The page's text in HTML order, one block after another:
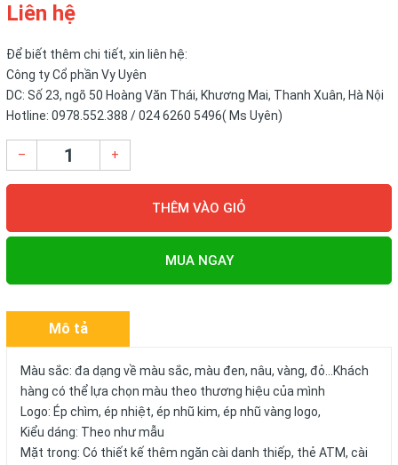
Liên hệ
Để biết thêm chi tiết, xin liên hệ:
Công ty Cổ phần Vy Uyên
DC: Số 23, ngõ 50 Hoàng Văn Thái, Khương Mai, Thanh Xuân, Hà Nội
Hotline: 0978.552.388 / 024 6260 5496( Ms Uyên)
– +
THÊM VÀO GIỎ
MUA NGAY
Mô tả
Màu sắc: đa dạng về màu sắc, màu đen, nâu, vàng, đỏ...Khách
hàng có thể lựa chọn màu theo thương hiệu của mình
Logo: Ép chìm, ép nhiệt, ép nhũ kim, ép nhũ vàng logo,
Kiểu dáng: Theo như mẫu
Mặt trong: Có thiết kế thêm ngăn cài danh thiếp, thẻ ATM, cài